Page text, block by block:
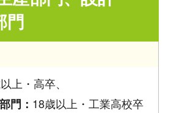
門
上・高卒、
門： 18歳以上・工業高校卒